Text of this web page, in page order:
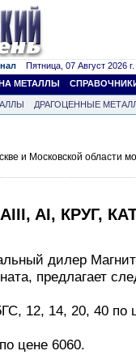
Пятница, 07 Август 2026 г.
МЕТАЛЛЫ
ДРАГОЦЕННЫЕ
и Московской области
AI, КРУГ,
дилер
предлагает
12, 14, 20, 40 по
цене 6060.